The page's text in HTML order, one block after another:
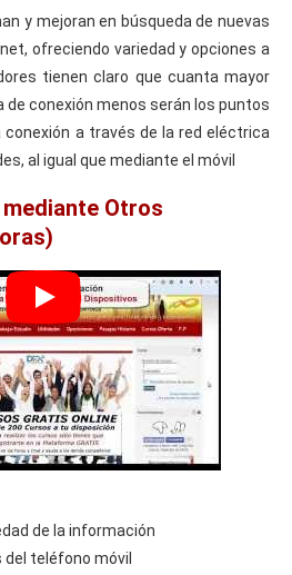
y mejoran en búsqueda de nuevas
ofreciendo variedad y opciones a
tienen claro que cuanta mayor
de conexión menos serán los puntos
conexión a través de la red eléctrica
al igual que mediante el móvil
Otros
de la información
del teléfono móvil